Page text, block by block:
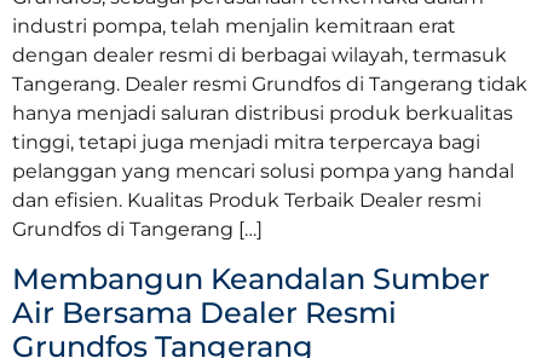
industri pompa, telah menjalin kemitraan erat
dengan dealer resmi di berbagai wilayah, termasuk
Tangerang. Dealer resmi Grundfos di Tangerang tidak
hanya menjadi saluran distribusi produk berkualitas
tinggi, tetapi juga menjadi mitra terpercaya bagi
pelanggan yang mencari solusi pompa yang handal
dan efisien. Kualitas Produk Terbaik Dealer resmi
Grundfos di Tangerang […]
Membangun Keandalan Sumber
Air Bersama Dealer Resmi
Grundfos Tangerang